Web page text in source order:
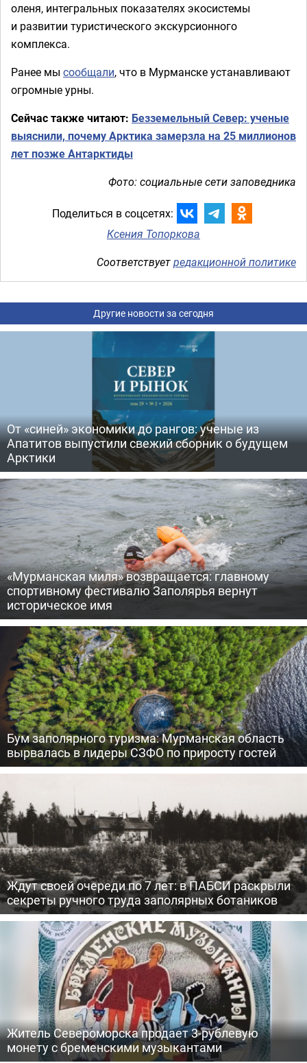
оленя, интегральных показателях экосистемы
и развитии туристического экскурсионного
комплекса.
Ранее мы сообщали, что в Мурманске устанавливают
огромные урны.
Сейчас также читают: Безземельный Север: ученые
выяснили, почему Арктика замерзла на 25 миллионов
лет позже Антарктиды
Фото: социальные сети заповедника
Поделиться в соцсетях:
Ксения Топоркова
Соответствуетредакционной политике
Другие новости за сегодня
От «синей» экономики до рангов: ученые из
Апатитов выпустили свежий сборник о будущем
Арктики
«Мурманская миля» возвращается: главному
спортивному фестивалю Заполярья вернут
историческое имя
Бум заполярного туризма: Мурманская область
вырвалась в лидеры СЗФО по приросту гостей
Ждут своей очереди по 7 лет: в ПАБСИ раскрыли
секреты ручного труда заполярных ботаников
Житель Североморска продает 3-рублевую
монету с бременскими музыкантами